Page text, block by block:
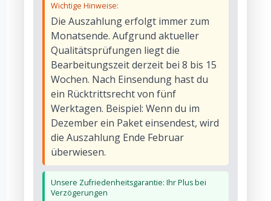
Wichtige Hinweise:
Die Auszahlung erfolgt immer zum
Monatsende. Aufgrund aktueller
Qualitätsprüfungen liegt die
Bearbeitungszeit derzeit bei 8 bis 15
Wochen. Nach Einsendung hast du
ein Rücktrittsrecht von fünf
Werktagen. Beispiel: Wenn du im
Dezember ein Paket einsendest, wird
die Auszahlung Ende Februar
überwiesen.
Unsere Zufriedenheitsgarantie: Ihr Plus bei
Verzögerungen